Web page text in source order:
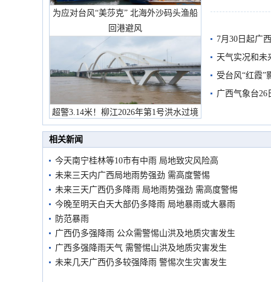
为应对台风“美莎克” 北海外沙码头渔船
回港避风
超警3.14米！柳江2026年第1号洪水过境
市民在堤岸见证汛况
7月30日起广
天气实况和未
受台风“红霞”
有较强降雨
广西气象台26
相关新闻
今天南宁桂林等10市有中雨 局地致灾风险高
未来三天内广西局地雨势强劲 需高度警惕
未来三天广西仍多降雨 局地雨势强劲 需高度警惕
今晚至明天白天大部仍多降雨 局地暴雨或大暴雨
防范暴雨
广西仍多强降雨 公众需警惕山洪及地质灾害发生
广西多强降雨天气 需警惕山洪及地质灾害发生
未来几天广西仍多较强降雨 警惕次生灾害发生